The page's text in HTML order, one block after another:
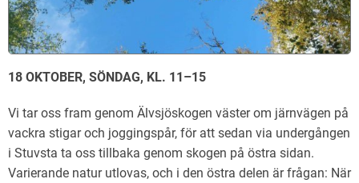
18 OKTOBER, SÖNDAG, KL. 11–15
Vi tar oss fram genom Älvsjöskogen väster om järnvägen på
vackra stigar och joggingspår, för att sedan via undergången
i Stuvsta ta oss tillbaka genom skogen på östra sidan.
Varierande natur utlovas, och i den östra delen är frågan: När